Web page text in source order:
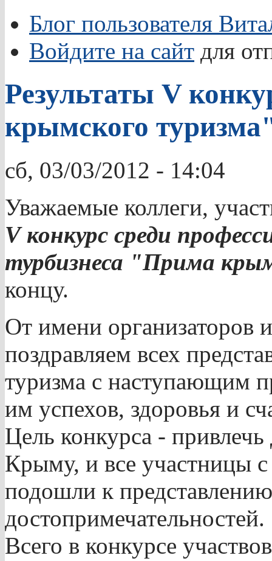
Блог пользователя
Войдите на сайт для
Результаты V
крымского
сб, 03/03/2012 - 14:04
Уважаемые коллеги,
V конкурс среди
турбизнеса "Прима
концу.
От имени организаторов
поздравляем всех
туризма с наступающим
им успехов, здоровья и
Цель конкурса -
Крыму, и все участницы
подошли к
достопримечательностей.
Всего в конкурсе